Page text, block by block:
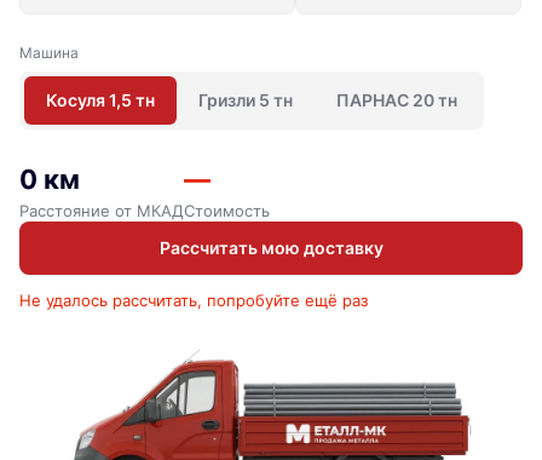
Машина
Косуля 1,5 тн Гризли 5 тн ПАРНАС 20 тн
0 км
Расстояние от МКАД
—
Стоимость
Рассчитать мою доставку
Не удалось рассчитать, попробуйте ещё раз